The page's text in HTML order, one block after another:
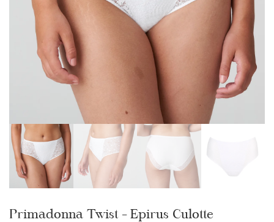
Primadonna Twist – Epirus Culotte